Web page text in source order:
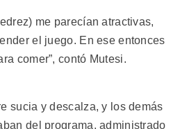
me parecían atractivas,
el juego. En ese entonces
comer”, contó Mutesi.
sucia y descalza, y los demás
del programa, administrado